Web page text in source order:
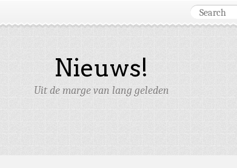
Nieuws!
Uit de marge van lang geleden